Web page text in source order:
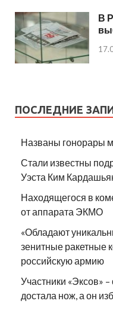
В
ПОСЛЕДНИЕ
Названы гонорары
Стали известны
Уэста Ким
Находящегося в
от аппарата ЭКМО
«Обладают
зенитные ракетные
российскую армию
Участники «Эксов»
достала нож, а он